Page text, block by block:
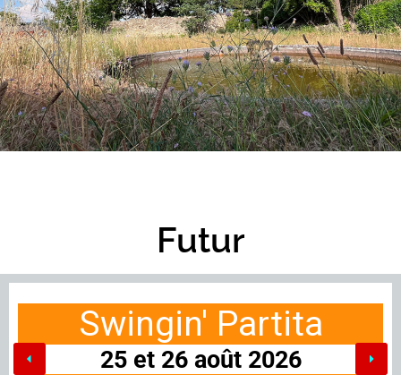
Futur
Swingin' Partita
25 et 26 août 2026